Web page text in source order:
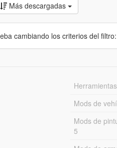
Más descargadas
cambiando los criterios del filtro:
Mods de
Mods de
5